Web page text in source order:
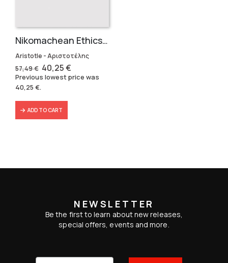
Nikomachean Ethics (3 volumes)
Aristotle - Αριστοτέλης
57,49€ Original
price
was:
57,49 €.
40,25€Current
price
is:
Previous lowest price was
40,25 €.
ADD TO CART
NEWSLETTER
Be the first to learn about new releases,
special offers, events and more.